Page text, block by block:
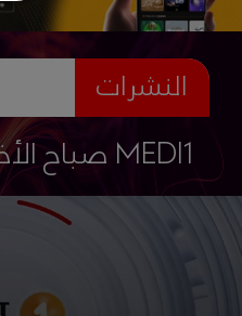
النشرات
صباح الأخبار MEDI1